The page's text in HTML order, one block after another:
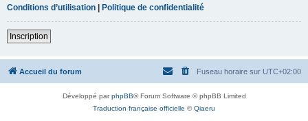
Conditions d’utilisation | Politique de confidentialité
Inscription
Accueil du forum Fuseau horaire sur UTC+02:00
Développé parphpBB® Forum Software © phpBB Limited
Traduction française officielle ©Qiaeru